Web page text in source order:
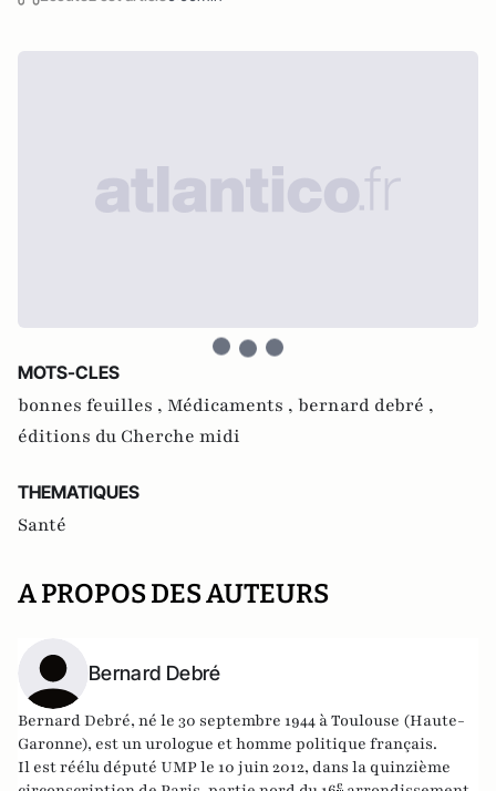
MOTS-CLES
bonnes feuilles , Médicaments , bernard debré ,
éditions du Cherche midi
THEMATIQUES
Santé
A PROPOS DES AUTEURS
Bernard Debré
BernardDebré, né le 30 septembre 1944 à Toulouse (Haute-
Garonne), est un urologue ethomme politique français.
Il est réélu député UMP le 10 juin 2012, dans la quinzième
e